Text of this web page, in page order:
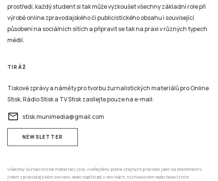
prostředí, každý student si tak může vyzkoušet všechny základní role při
výrobě online zpravodajského či publicistického obsahu i související
působení na sociálních sítích a připravit se tak na praxi v různých typech
médií.
TIRÁŽ
Tiskové zprávy a náměty pro tvorbu žurnalistických materiálů pro Online
Stisk, Rádio Stisk a TV Stisk zasílejte pouze na e-mail:
email stisk.munimedia@gmail.com
NEWSLETTER
Všechny žurnalistické materiály jsou zveřejněny podle stejných pravidel jako na kterémkoliv
jiném zpravodajském serveru nebo například v novinách, rozhlasovém nebo televizním